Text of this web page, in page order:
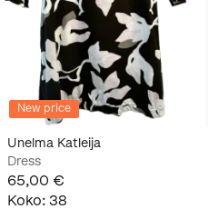
New price
Unelma Katleija
Dress
65,00 €
Koko: 38